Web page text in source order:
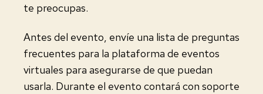
te preocupas.
Antes del evento, envíe una lista de preguntas
frecuentes para la plataforma de eventos
virtuales para asegurarse de que puedan
usarla. Durante el evento contará con soporte